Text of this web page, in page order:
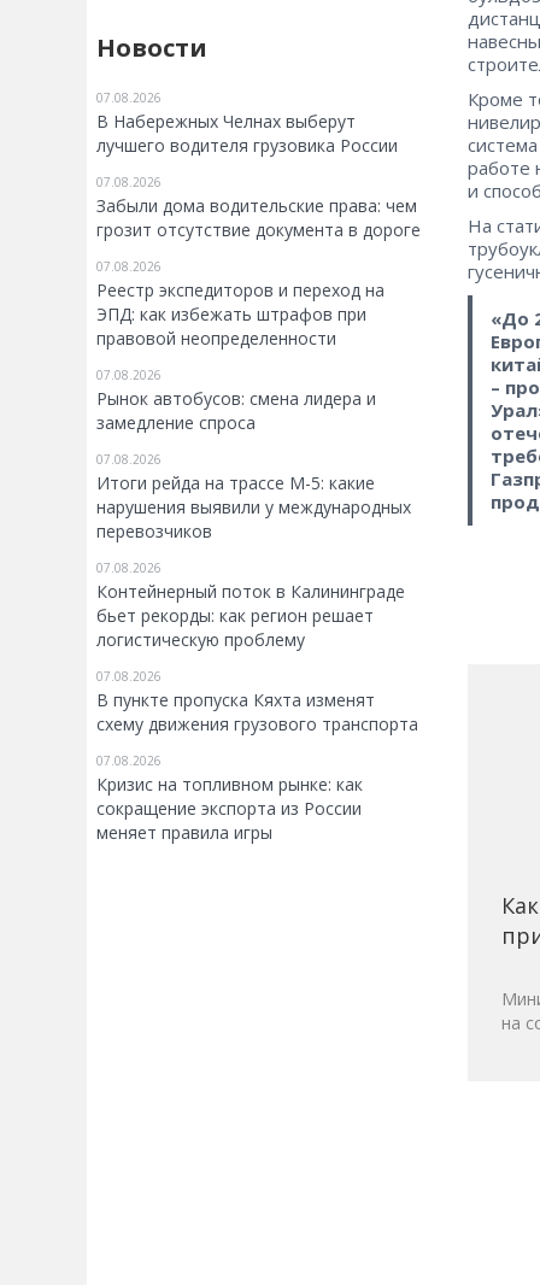
Новости
07.08.2026
В Набережных Челнах выберут
лучшего водителя грузовика России
07.08.2026
Забыли дома водительские права: чем
грозит отсутствие документа в дороге
07.08.2026
Реестр экспедиторов и переход на
ЭПД: как избежать штрафов при
правовой неопределенности
07.08.2026
Рынок автобусов: смена лидера и
замедление спроса
07.08.2026
Итоги рейда на трассе М-5: какие
нарушения выявили у международных
перевозчиков
07.08.2026
Контейнерный поток в Калининграде
бьет рекорды: как регион решает
логистическую проблему
07.08.2026
В пункте пропуска Кяхта изменят
схему движения грузового транспорта
07.08.2026
Кризис на топливном рынке: как
сокращение экспорта из России
меняет правила игры
Кроме
работе
и
На
«До
–
на